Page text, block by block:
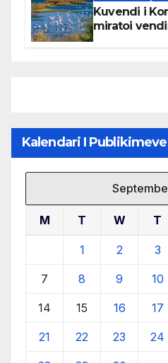
Kuvendi i
miratoi
Kalendari I Publikimeve
M T W T
1 2 3
7 8 9 10
14 15 16 17
21 22 23 24